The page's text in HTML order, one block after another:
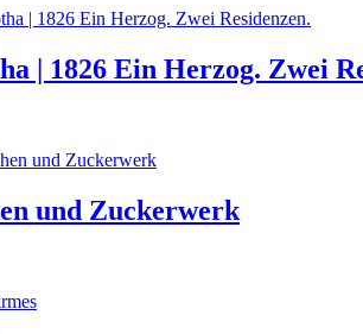
| 1826 Ein Herzog. Zwei
und Zuckerwerk